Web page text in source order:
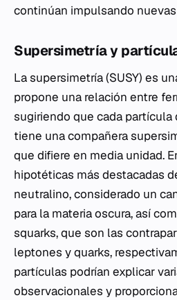
continúan impulsando
Supersimetría y
La supersimetría (SUSY) es
propone una relación entre
sugiriendo que cada
tiene una compañera
que difiere en media unidad.
hipotéticas más destacadas
neutralino, considerado un
para la materia oscura, así
squarks, que son las
leptones y quarks,
partículas podrían explicar
observacionales y